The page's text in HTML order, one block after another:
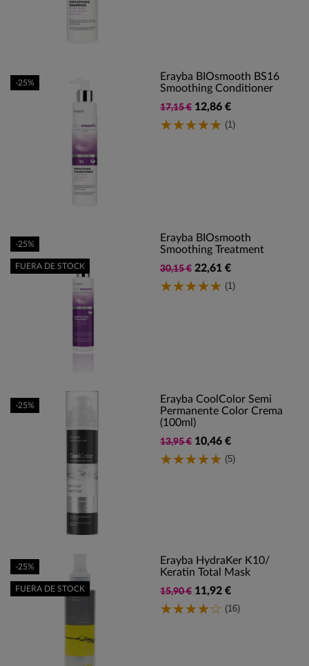
Erayba BIOsmooth BS16
Smoothing Conditioner
17,15 € 12,86 €
(1)
-25%
Erayba BIOsmooth
Smoothing Treatment
30,15 € 22,61 €
(1)
-25%
FUERA DE STOCK
Erayba CoolColor Semi
Permanente Color Crema
(100ml)
13,95 € 10,46 €
(5)
-25%
Erayba HydraKer K10/
Keratin Total Mask
15,90 € 11,92 €
(16)
-25%
FUERA DE STOCK